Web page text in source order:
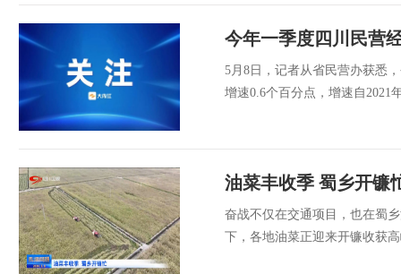
今年一季度四川民营
5月8日，记者从省民营办获悉
增速0.6个百分点，增速自2021
油菜丰收季 蜀乡开镰
奋战不仅在交通项目，也在蜀
下，各地油菜正迎来开镰收获